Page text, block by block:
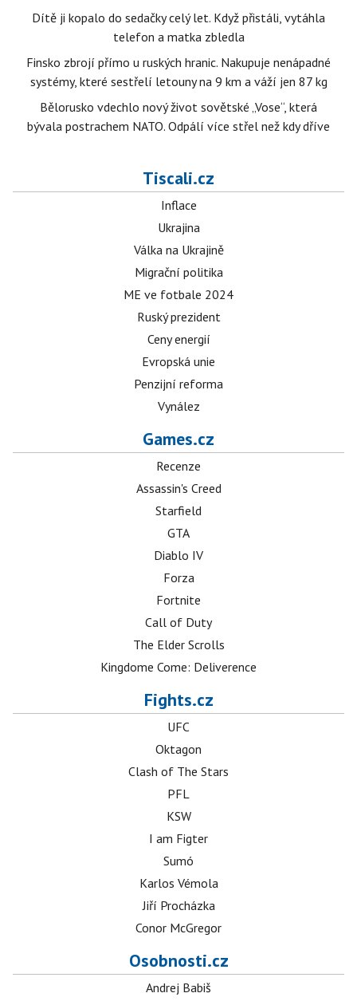
Dítě ji kopalo do sedačky celý let. Když přistáli, vytáhla
telefon a matka zbledla
Finsko zbrojí přímo u ruských hranic. Nakupuje nenápadné
systémy, které sestřelí letouny na 9 km a váží jen 87 kg
Bělorusko vdechlo nový život sovětské „Vose“, která
bývala postrachem NATO. Odpálí více střel než kdy dříve
Tiscali.cz
Inflace
Ukrajina
Válka na Ukrajině
Migrační politika
ME ve fotbale 2024
Ruský prezident
Ceny energií
Evropská unie
Penzijní reforma
Vynález
Games.cz
Recenze
Assassin's Creed
Starfield
GTA
Diablo IV
Forza
Fortnite
Call of Duty
The Elder Scrolls
Kingdome Come: Deliverence
Fights.cz
UFC
Oktagon
Clash of The Stars
PFL
KSW
I am Figter
Sumó
Karlos Vémola
Jiří Procházka
Conor McGregor
Osobnosti.cz
Andrej Babiš